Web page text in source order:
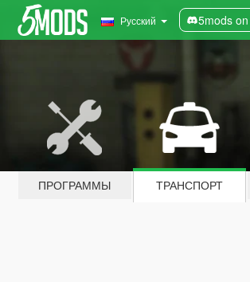
Русский 5mods
ПРОГРАММЫ ТРАНСПОРТ